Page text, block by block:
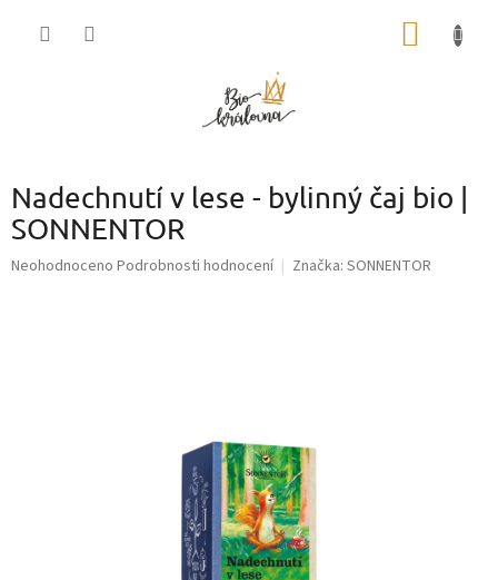
Nadechnutí v lese - bylinný čaj bio |
SONNENTOR
Průměrné
Neohodnoceno Podrobnosti hodnocení Značka: SONNENTOR